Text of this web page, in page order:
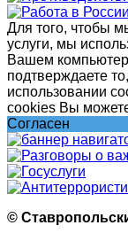
Для того, чтобы
услуги, мы
Вашем
подтверждаете
использовании
cookies Вы
Согласен
©